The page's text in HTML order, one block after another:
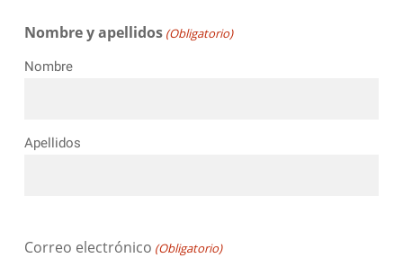
Nombre y apellidos (Obligatorio)
Nombre
Apellidos
Correo electrónico (Obligatorio)